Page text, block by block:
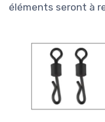
éléments seront à